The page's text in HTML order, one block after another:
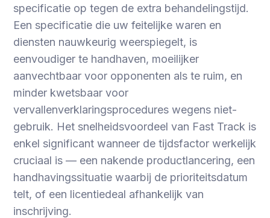
specificatie op tegen de extra behandelingstijd.
Een specificatie die uw feitelijke waren en
diensten nauwkeurig weerspiegelt, is
eenvoudiger te handhaven, moeilijker
aanvechtbaar voor opponenten als te ruim, en
minder kwetsbaar voor
vervallenverklaringsprocedures wegens niet-
gebruik. Het snelheidsvoordeel van Fast Track is
enkel significant wanneer de tijdsfactor werkelijk
cruciaal is — een nakende productlancering, een
handhavingssituatie waarbij de prioriteitsdatum
telt, of een licentiedeal afhankelijk van
inschrijving.